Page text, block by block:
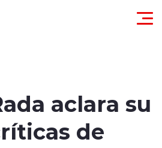
aclara su
de